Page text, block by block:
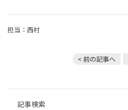
担当：西村
< 前の記事へ
記事検索